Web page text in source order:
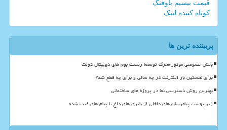
قیمت بیسیم باوفنگ
کوتاه کننده لینک
پربیننده ترین ها
بخش خصوصی موتور محرک توسعه زیست بوم های دیجیتال دولت
برای نخستین بار اینترنت در چه سالی و برای چه قطع شد؟
بهترین روش دسترسی نما در پروژه های ساختمانی
زیر پوست پیامرسان های داخلی از باتری های داغ تا پیام های غیب شده